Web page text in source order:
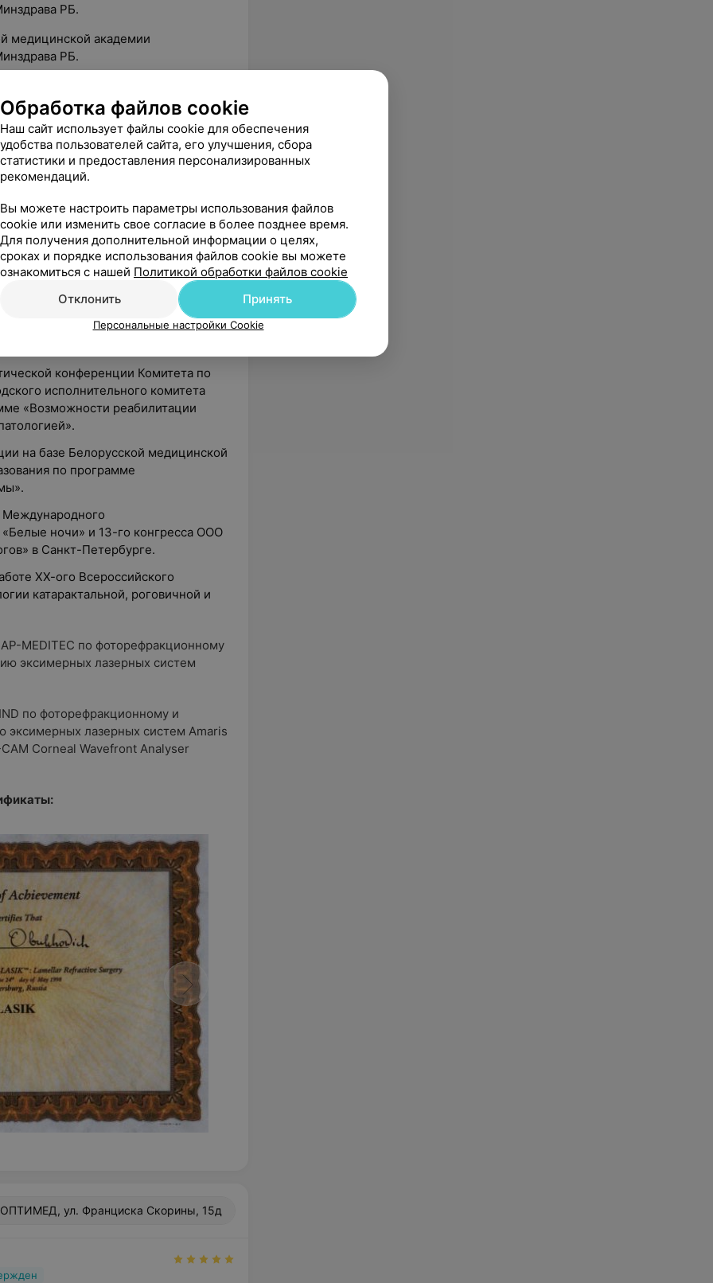
РБ.
медицинской академии
РБ.
на VIII международном
ночи» в г. Санкт-Петербурге
с применением
технологии и клинические
ли его вылечить?»;
— новый взгляд на старую
общественной
офтальмологов», г.Санкт-Петербург,
конференции Комитета по
исполнительного комитета
«Возможности реабилитации
на базе Белорусской медицинской
по программе
Международного
«Белые ночи» и 13-го конгресса ООО
в Санкт-Петербурге.
ХХ-ого Всероссийского
катарактальной, роговичной и
MEDITEC по фоторефракционному
эксимерных лазерных систем
по фоторефракционному и
эксимерных лазерных систем Amaris
Corneal Wavefront Analyser
ОПТИМЕД, ул. Франциска Скорины, 15д
Обработка файлов cookie
Наш сайт использует файлы cookie для обеспечения
удобства пользователей сайта, его улучшения, сбора
статистики и предоставления персонализированных
рекомендаций.
Вы можете настроить параметры использования файлов
cookie или изменить свое согласие в более позднее время.
Для получения дополнительной информации о целях,
сроках и порядке использования файлов cookie вы можете
ознакомиться с нашей Политикой обработки файлов cookie
Отклонить
Принять
Персональные настройки Cookie